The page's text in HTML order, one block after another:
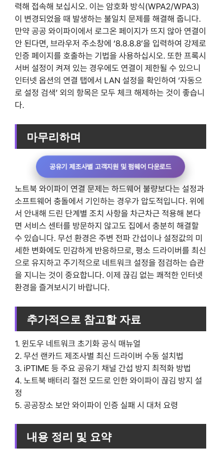
력해 접속해 보십시오. 이는 암호화 방식(WPA2/WPA3)
이 변경되었을 때 발생하는 불일치 문제를 해결해 줍니다.
만약 공공 와이파이에서 로그온 페이지가 뜨지 않아 연결이
안 된다면, 브라우저 주소창에 ‘8.8.8.8’을 입력하여 강제로
인증 페이지를 호출하는 기법을 사용하십시오. 또한 프록시
서버 설정이 켜져 있는 경우에도 연결이 제한될 수 있으니
인터넷 옵션의 연결 탭에서 LAN 설정을 확인하여 ‘자동으
로 설정 검색’ 외의 항목은 모두 체크 해제하는 것이 좋습니
다.
마무리하며
공유기 제조사별 고객지원 및 펌웨어 다운로드
노트북 와이파이 연결 문제는 하드웨어 불량보다는 설정과
소프트웨어 충돌에서 기인하는 경우가 압도적입니다. 위에
서 안내해 드린 단계별 조치 사항을 차근차근 적용해 본다
면 서비스 센터를 방문하지 않고도 집에서 충분히 해결할
수 있습니다. 무선 환경은 주변 전파 간섭이나 설정값의 미
세한 변화에도 민감하게 반응하므로, 평소 드라이버를 최신
으로 유지하고 주기적으로 네트워크 설정을 점검하는 습관
을 지니는 것이 중요합니다. 이제 끊김 없는 쾌적한 인터넷
환경을 즐겨보시기 바랍니다.
추가적으로 참고할 자료
1. 윈도우 네트워크 초기화 공식 매뉴얼
2. 무선 랜카드 제조사별 최신 드라이버 수동 설치법
3. iPTIME 등 주요 공유기 채널 간섭 방지 최적화 방법
4. 노트북 배터리 절전 모드로 인한 와이파이 끊김 방지 설
정
5. 공공장소 보안 와이파이 인증 실패 시 대처 요령
내용 정리 및 요약